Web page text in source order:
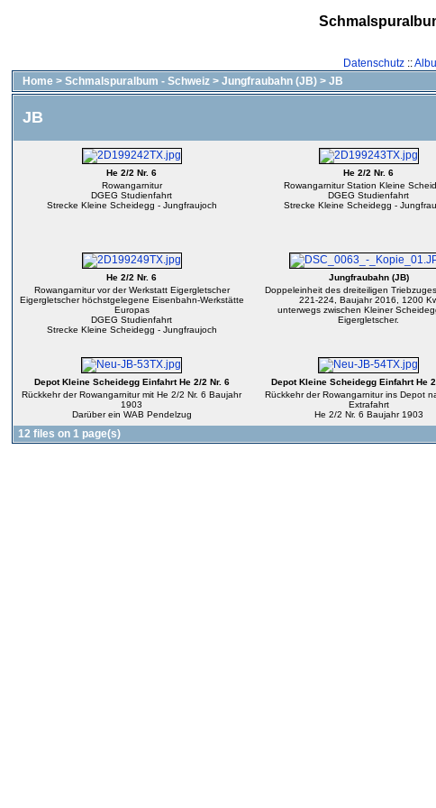
Datenschutz::
Home > Schmalspuralbum - Schweiz > Jungfraubahn (JB) > JB
JB
He 2/2 Nr. 6
Rowangarnitur
DGEG Studienfahrt
Strecke Kleine Scheidegg - Jungfraujoch
He 2/2 Nr. 6
Rowangarnitur Station Kleine
DGEG Studienfahrt
Strecke Kleine Scheidegg -
He 2/2 Nr. 6
Rowangarnitur vor der Werkstatt Eigergletscher
Eigergletscher höchstgelegene Eisenbahn-Werkstätte
Europas
DGEG Studienfahrt
Strecke Kleine Scheidegg - Jungfraujoch
Jungfraubahn (JB)
Doppeleinheit des dreiteiligen
221-224, Baujahr 2016, 1200
unterwegs zwischen Kleiner
Eigergletscher.
Depot Kleine Scheidegg Einfahrt He 2/2 Nr. 6
Rückkehr der Rowangarnitur mit He 2/2 Nr. 6 Baujahr
1903
Darüber ein WAB Pendelzug
Depot Kleine Scheidegg Einfahrt He
Rückkehr der Rowangarnitur ins Depot
Extrafahrt
He 2/2 Nr. 6 Baujahr 1903
12 files on 1 page(s)